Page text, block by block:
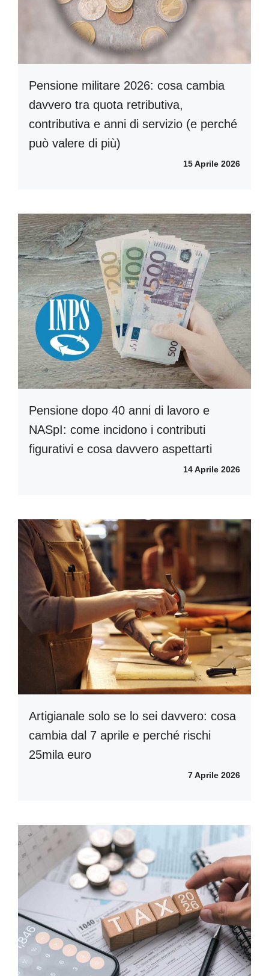
Pensione militare 2026: cosa cambia
davvero tra quota retributiva,
contributiva e anni di servizio (e perché
può valere di più)
15 Aprile 2026
Pensione dopo 40 anni di lavoro e
NASpI: come incidono i contributi
figurativi e cosa davvero aspettarti
14 Aprile 2026
Artigianale solo se lo sei davvero: cosa
cambia dal 7 aprile e perché rischi
25mila euro
7 Aprile 2026